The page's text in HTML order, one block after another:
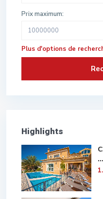
Prix maximum:
Plus d'options de
Highlights
...